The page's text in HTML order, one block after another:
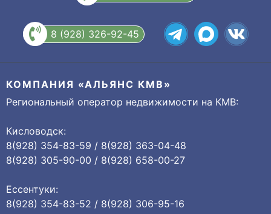
8 (928) 326-92-45
КОМПАНИЯ «АЛЬЯНС КМВ»
Региональный оператор недвижимости на КМВ:
Кисловодск:
8(928) 354-83-59 / 8(928) 363-04-48
8(928) 305-90-00 / 8(928) 658-00-27
Ессентуки:
8(928) 354-83-52 / 8(928) 306-95-16